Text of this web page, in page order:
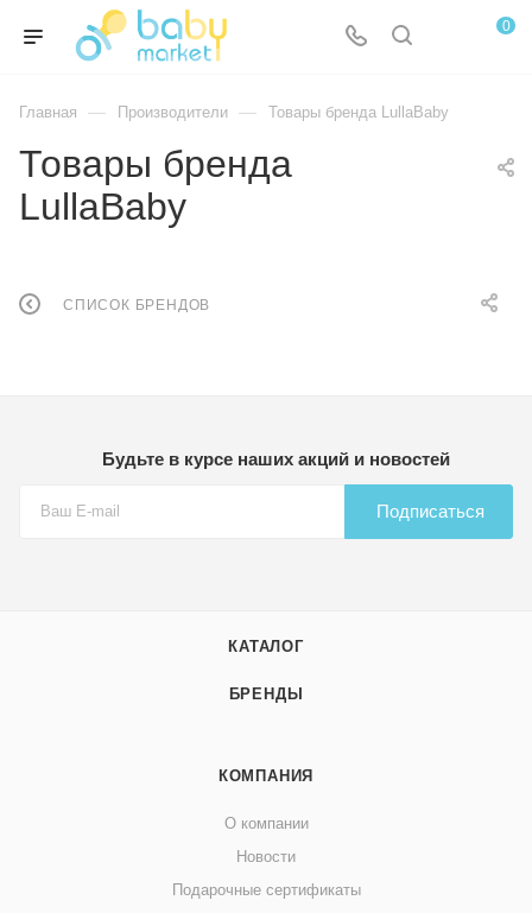
0
Главная — Производители — Товары бренда LullaBaby
Товары бренда
LullaBaby
СПИСОК БРЕНДОВ
Будьте в курсе наших акций и новостей
Подписаться
КАТАЛОГ
БРЕНДЫ
КОМПАНИЯ
О компании
Новости
Подарочные сертификаты